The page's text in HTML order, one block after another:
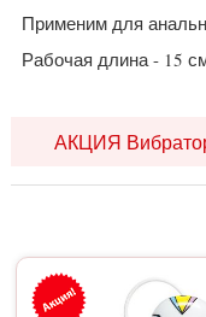
Применим для
Рабочая длина - 15
АКЦИЯ